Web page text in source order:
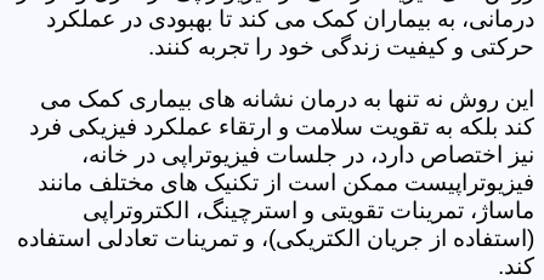
درمانی، به بیماران کمک می کند تا بهبودی در عملکرد
حرکتی و کیفیت زندگی خود را تجربه کنند.
این روش نه تنها به درمان نشانه های بیماری کمک می
کند بلکه به تقویت سلامت و ارتقاء عملکرد فیزیکی فرد
نیز اختصاص دارد، در جلسات فیزیوتراپی در خانه،
فیزیوتراپیست ممکن است از تکنیک های مختلف مانند
ماساژ، تمرینات تقویتی و استرچینگ، الکتروتراپی
(استفاده از جریان الکتریکی)، و تمرینات تعادلی استفاده
کند.